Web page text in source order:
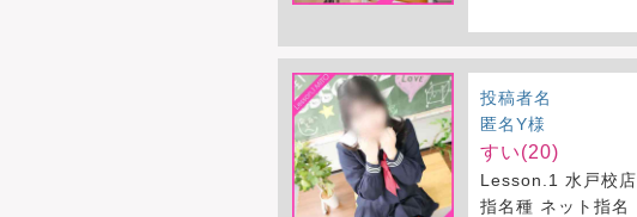
投稿者名
匿名Y様
すい(20)
Lesson.1 水戸校店
指名種 ネット指名